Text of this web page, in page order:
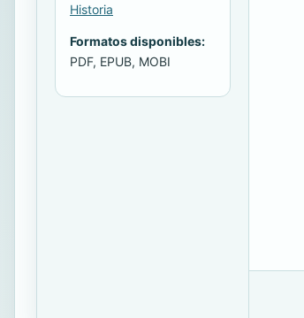
Historia
Formatos disponibles:
PDF, EPUB, MOBI